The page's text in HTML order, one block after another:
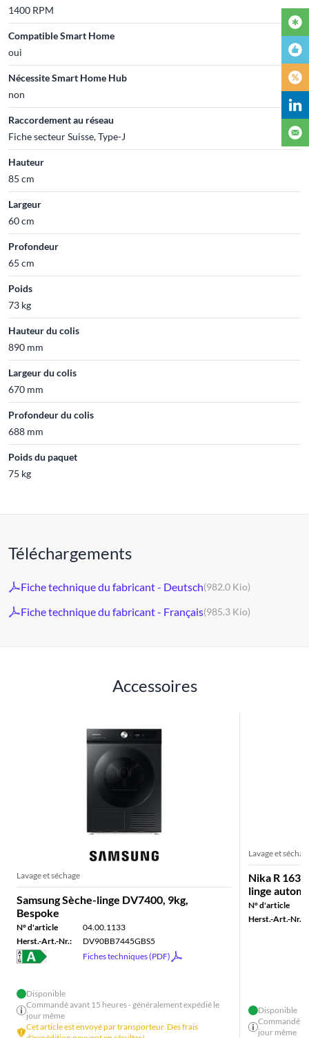
1400 RPM
Compatible Smart Home
oui
Nécessite Smart Home Hub
non
Raccordement au réseau
Fiche secteur Suisse, Type-J
Hauteur
85 cm
Largeur
60 cm
Profondeur
65 cm
Poids
73 kg
Hauteur du colis
890 mm
Largeur du colis
670 mm
Profondeur du colis
688 mm
Poids du paquet
75 kg
Téléchargements
Fiche technique du fabricant - Deutsch(982.0 Kio)
Fiche technique du fabricant - Français(985.3 Kio)
Accessoires
Lavage et séchage
Samsung Sèche-linge DV7400, 9kg,
Bespoke
N° d'article
04.00.1133
Herst.-Art.-Nr.:
DV90BB7445GBS5
Fiches techniques (PDF)
Disponible
Commandé avant 15 heures - généralement expédié le
jour même
Cet article est envoyé par transporteur. Des frais
Lavage et
Nika R 163
linge
N° d'article
Herst.-Art.-Nr.:
Disponible
Commandé
jour même